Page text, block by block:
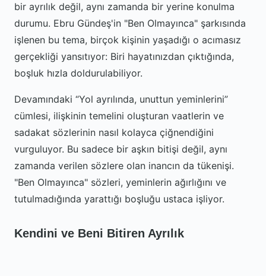
bir ayrılık değil, aynı zamanda bir yerine konulma
durumu. Ebru Gündeş'in "Ben Olmayınca" şarkısında
işlenen bu tema, birçok kişinin yaşadığı o acımasız
gerçekliği yansıtıyor: Biri hayatınızdan çıktığında,
boşluk hızla doldurulabiliyor.
Devamındaki Yol ayrılında, unuttun yeminlerini
cümlesi, ilişkinin temelini oluşturan vaatlerin ve
sadakat sözlerinin nasıl kolayca çiğnendiğini
vurguluyor. Bu sadece bir aşkın bitişi değil, aynı
zamanda verilen sözlere olan inancın da tükenişi.
"Ben Olmayınca" sözleri, yeminlerin ağırlığını ve
tutulmadığında yarattığı boşluğu ustaca işliyor.
Kendini ve Beni Bitiren Ayrılık